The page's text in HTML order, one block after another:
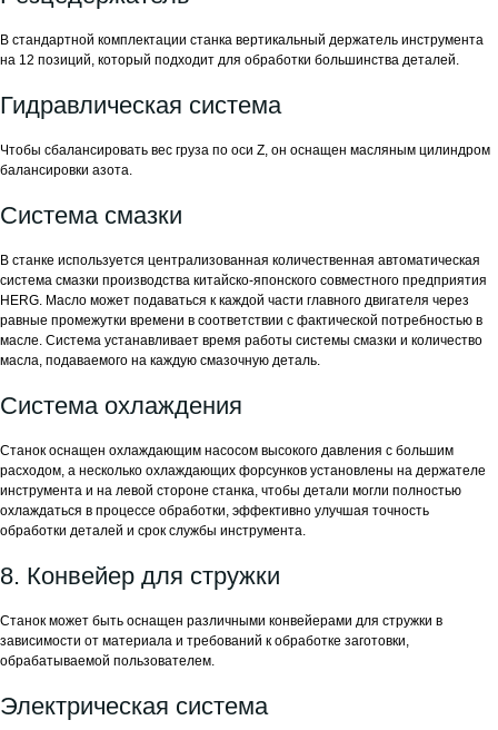
В стандартной комплектации станка вертикальный держатель инструмента
на 12 позиций, который подходит для обработки большинства деталей.
Гидравлическая система
Чтобы сбалансировать вес груза по оси Z, он оснащен масляным цилиндром
балансировки азота.
Система смазки
В станке используется централизованная количественная автоматическая
система смазки производства китайско-японского совместного предприятия
HERG. Масло может подаваться к каждой части главного двигателя через
равные промежутки времени в соответствии с фактической потребностью в
масле. Система устанавливает время работы системы смазки и количество
масла, подаваемого на каждую смазочную деталь.
Система охлаждения
Станок оснащен охлаждающим насосом высокого давления с большим
расходом, а несколько охлаждающих форсунков установлены на держателе
инструмента и на левой стороне станка, чтобы детали могли полностью
охлаждаться в процессе обработки, эффективно улучшая точность
обработки деталей и срок службы инструмента.
8. Конвейер для стружки
Станок может быть оснащен различными конвейерами для стружки в
зависимости от материала и требований к обработке заготовки,
обрабатываемой пользователем.
Электрическая система